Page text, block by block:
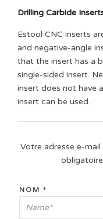
Drilling Carbide
Estool CNC inserts
and negative-angle
that the insert has a
single-sided insert.
insert does not have
insert can be used.
Votre adresse e-mail
NOM *